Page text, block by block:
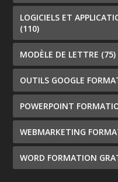
LOGICIELS ET
(110)
MODÈLE DE LETTRE (75)
OUTILS GOOGLE
POWERPOINT
WEBMARKETING
WORD FORMATION